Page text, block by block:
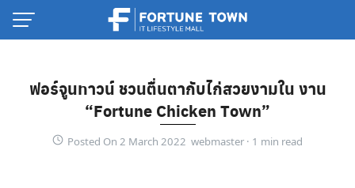
Skip
ฟอร์จูนทาวน์ ชวนตื่นตากับไก่สวยงามใน งาน
“Fortune Chicken Town”
Posted On 2 March 2022 webmaster ·